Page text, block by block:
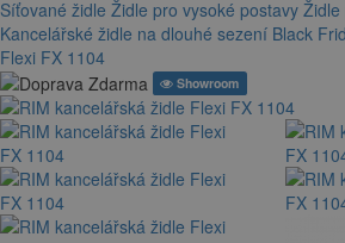
Síťované židle Židle pro vysoké postavy Židle
Kancelářské židle na dlouhé sezení Black
Flexi FX 1104
Showroom